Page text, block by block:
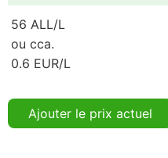
56 ALL/L
ou cca.
0.6 EUR/L
Ajouter le prix actuel